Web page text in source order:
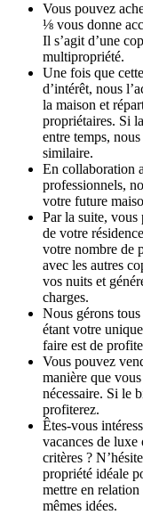
Vous pouvez
⅛ vous donne
Il s’agit d’une
multipropriété.
Une fois que
d’intérêt, nous
la maison et
propriétaires. Si
entre temps,
similaire.
En collaboration
professionnels,
votre future
Par la suite,
de votre
votre nombre de
avec les autres
vos nuits et
charges.
Nous gérons
étant votre
faire est de
Vous pouvez
manière que
nécessaire. Si le
profiterez.
Êtes-vous
vacances de
critères ?
propriété idéale
mettre en relation
mêmes idées.